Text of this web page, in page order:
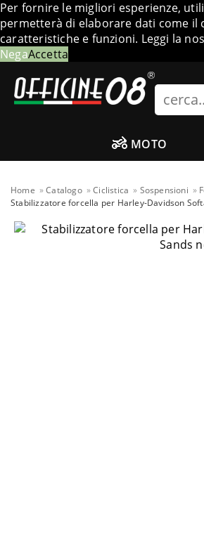
Per fornire le migliori esperienze,
permetterà di elaborare dati come il
caratteristiche e funzioni. Leggi la
NegaAccetta
Search
MOTO
Home Catalogo Ciclistica Sospensioni
Stabilizzatore forcella per Harley-Davidson